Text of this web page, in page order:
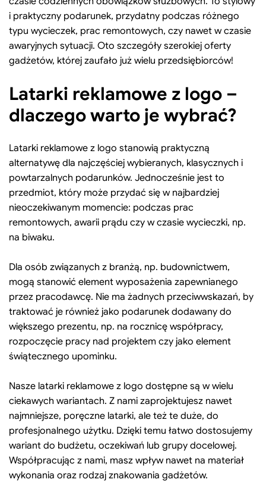
i praktyczny podarunek, przydatny podczas różnego
typu wycieczek, prac remontowych, czy nawet w czasie
awaryjnych sytuacji. Oto szczegóły szerokiej oferty
gadżetów, której zaufało już wielu przedsiębiorców!
Latarki reklamowe z logo –
dlaczego warto je wybrać?
Latarki reklamowe z logo stanowią praktyczną
alternatywę dla najczęściej wybieranych, klasycznych i
powtarzalnych podarunków. Jednocześnie jest to
przedmiot, który może przydać się w najbardziej
nieoczekiwanym momencie: podczas prac
remontowych, awarii prądu czy w czasie wycieczki, np.
na biwaku.
Dla osób związanych z branżą, np. budownictwem,
mogą stanowić element wyposażenia zapewnianego
przez pracodawcę. Nie ma żadnych przeciwwskazań, by
traktować je również jako podarunek dodawany do
większego prezentu, np. na rocznicę współpracy,
rozpoczęcie pracy nad projektem czy jako element
świątecznego upominku.
Nasze latarki reklamowe z logo dostępne są w wielu
ciekawych wariantach. Z nami zaprojektujesz nawet
najmniejsze, poręczne latarki, ale też te duże, do
profesjonalnego użytku. Dzięki temu łatwo dostosujemy
wariant do budżetu, oczekiwań lub grupy docelowej.
Współpracując z nami, masz wpływ nawet na materiał
wykonania oraz rodzaj znakowania gadżetów.